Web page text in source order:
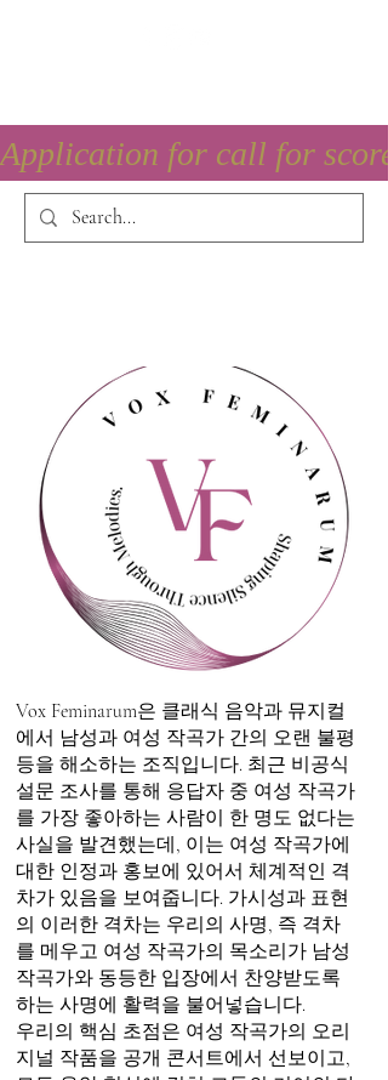
Application for call for score
Vox Feminarum은 클래식 음악과 뮤지컬
에서 남성과 여성 작곡가 간의 오랜 불평
등을 해소하는 조직입니다. 최근 비공식
설문 조사를 통해 응답자 중 여성 작곡가
를 가장 좋아하는 사람이 한 명도 없다는
사실을 발견했는데, 이는 여성 작곡가에
대한 인정과 홍보에 있어서 체계적인 격
차가 있음을 보여줍니다. 가시성과 표현
의 이러한 격차는 우리의 사명, 즉 격차
를 메우고 여성 작곡가의 목소리가 남성
작곡가와 동등한 입장에서 찬양받도록
하는 사명에 활력을 불어넣습니다.
우리의 핵심 초점은 여성 작곡가의 오리
지널 작품을 공개 콘서트에서 선보이고,